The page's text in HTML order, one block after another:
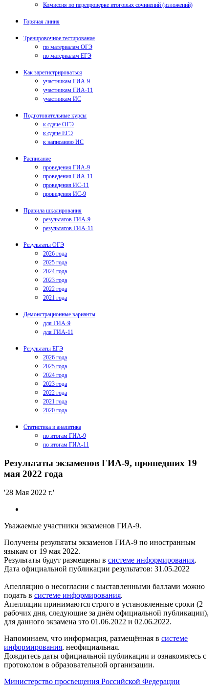
Комиссия по перепроверке итоговых сочинений (изложений)
Горячая линия
Тренировочное тестирование
по материалам ОГЭ
по материалам ЕГЭ
Как зарегистрироваться
участникам ГИА-9
участникам ГИА-11
участникам ИС
Подготовительные курсы
к сдаче ОГЭ
к сдаче ЕГЭ
к написанию ИС
Расписание
проведения ГИА-9
проведения ГИА-11
проведения ИС-11
проведения ИС-9
Правила шкалирования
результатов ГИА-9
результатов ГИА-11
Результаты ОГЭ
2026 года
2025 года
2024 года
2023 года
2022 года
2021 года
Демонстрационные варианты
для ГИА-9
для ГИА-11
Результаты ЕГЭ
2026 года
2025 года
2024 года
2023 года
2022 года
2021 года
2020 года
Статистика и аналитика
по итогам ГИА-9
по итогам ГИА-11
Результаты экзаменов ГИА-9, прошедших 19
мая 2022 года
'28 Мая 2022 г.'
Уважаемые участники экзаменов ГИА-9.
Получены результаты экзаменов ГИА-9 по иностранным
языкам от 19 мая 2022.
Результаты будут размещены в системе информирования.
Дата официальной публикации результатов: 31.05.2022
Апелляцию о несогласии с выставленными баллами можно
подать в системе информирования.
Апелляции принимаются строго в установленные сроки (2
рабочих дня, следующие за днём официальной публикации),
для данного экзамена это 01.06.2022 и 02.06.2022.
Напоминаем, что информация, размещённая в системе
информирования, неофициальная.
Дождитесь даты официальной публикации и ознакомьтесь с
протоколом в образовательной организации.
Министерство просвещения Российской Федерации